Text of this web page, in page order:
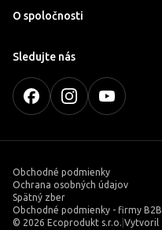
O spoločnosti
Sledujte nás
Obchodné podmienky
Ochrana osobných údajov
Spätný zber
Obchodné podmienky - firmy B2B
© 2026 Ecoprodukt s.r.o. Vytvoril